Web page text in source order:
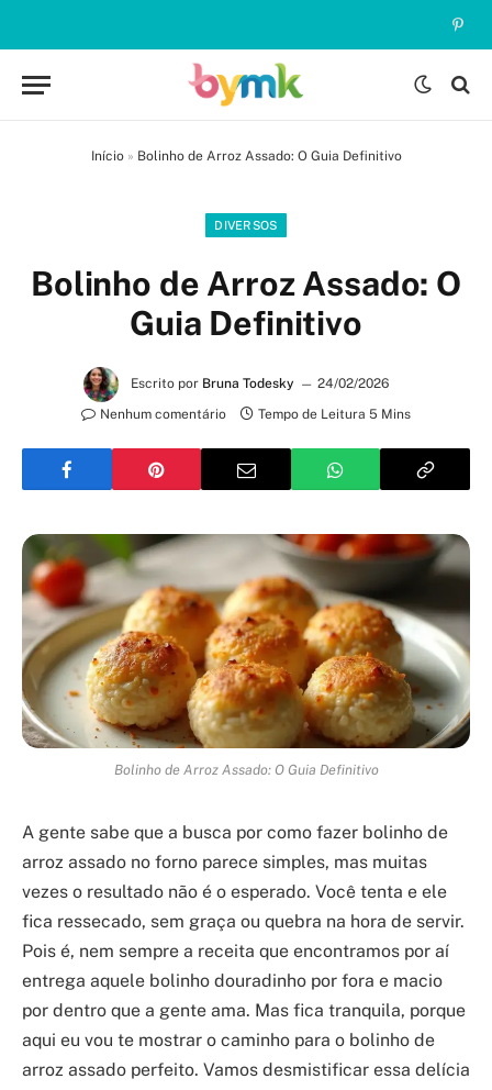
Início» Bolinho de Arroz Assado: O Guia Definitivo
DIVERSOS
Bolinho de Arroz Assado: O
Guia Definitivo
Escrito por Bruna Todesky
24/02/2026
Nenhum comentário
Tempo de Leitura 5 Mins
Bolinho de Arroz Assado: O Guia Definitivo
A gente sabe que a busca por como fazer bolinho de
arroz assado no forno parece simples, mas muitas
vezes o resultado não é o esperado. Você tenta e ele
fica ressecado, sem graça ou quebra na hora de servir.
Pois é, nem sempre a receita que encontramos por aí
entrega aquele bolinho douradinho por fora e macio
por dentro que a gente ama. Mas fica tranquila, porque
aqui eu vou te mostrar o caminho para o bolinho de
arroz assado perfeito. Vamos desmistificar essa delícia